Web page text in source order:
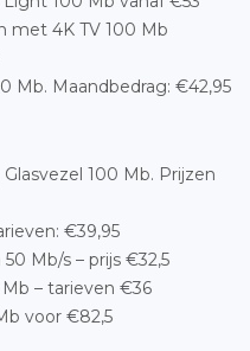
met 4K TV 100 Mb
Mb. Maandbedrag: €42,95
100 Mb. Prijzen
€39,95
Mb/s – prijs €32,5
– tarieven €36
voor €82,5